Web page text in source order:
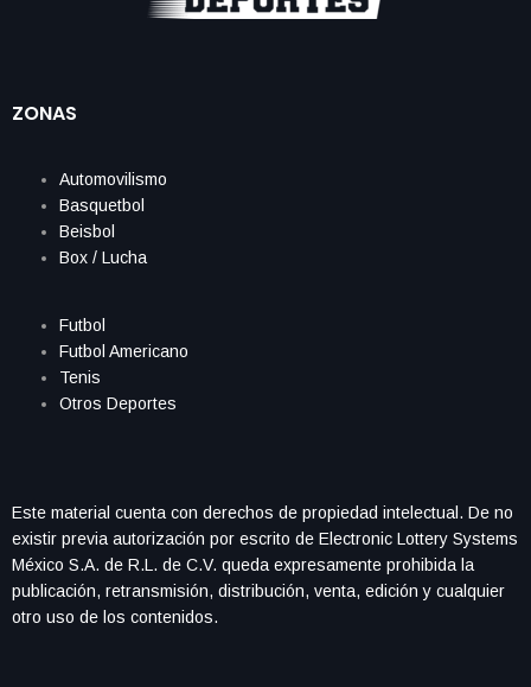
ZONAS
Automovilismo
Basquetbol
Beisbol
Box / Lucha
Futbol
Futbol Americano
Tenis
Otros Deportes
Este material cuenta con derechos de propiedad intelectual. De no
existir previa autorización por escrito de Electronic Lottery Systems
México S.A. de R.L. de C.V. queda expresamente prohibida la
publicación, retransmisión, distribución, venta, edición y cualquier
otro uso de los contenidos.